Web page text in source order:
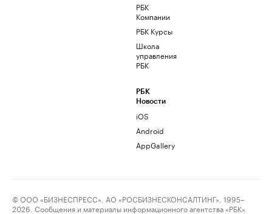
РБК
Компании
РБК Курсы
Школа
управления
РБК
РБК
Новости
iOS
Android
AppGallery
© ООО «БИЗНЕСПРЕСС», АО «РОСБИЗНЕСКОНСАЛТИНГ», 1995–
2026. Сообщения и материалы информационного агентства «РБК»